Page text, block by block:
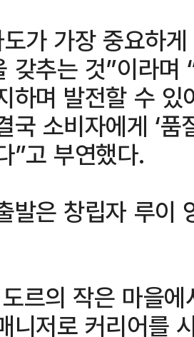
가 가장 중요하
갖추는 것”이라며
하며 발전할 수
국 소비자에게 ‘
”고 부연했다.
발은 창립자 루이
르의 작은 마을
니저로 커리어를